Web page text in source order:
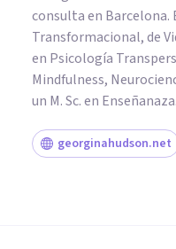
consulta en Barcelona.
Transformacional, de
en Psicología
Mindfulness,
un M. Sc. en Enseñanaza.
georginahudson.net